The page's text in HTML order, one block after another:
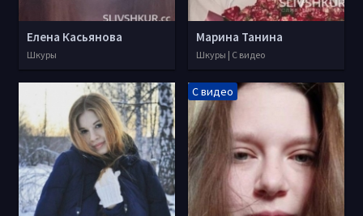
Елена Касьянова
Шкуры
Марина Танина
Шкуры | С видео
С видео